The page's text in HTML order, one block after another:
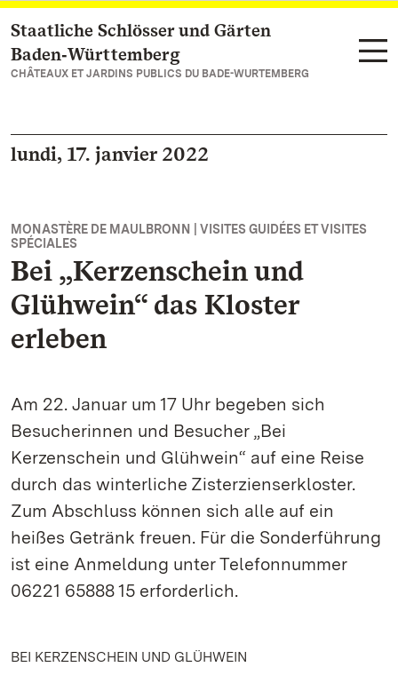
Vers la page d’accueil
Staatliche Schlösser und Gärten
Baden‑Württemberg
CHÂTEAUX ET JARDINS PUBLICS DU BADE-WURTEMBERG
lundi, 17. janvier 2022
MONASTÈRE DE MAULBRONN | VISITES GUIDÉES ET VISITES
SPÉCIALES
Bei „Kerzenschein und
Glühwein“ das Kloster
erleben
Am 22. Januar um 17 Uhr begeben sich
Besucherinnen und Besucher „Bei
Kerzenschein und Glühwein“ auf eine Reise
durch das winterliche Zisterzienserkloster.
Zum Abschluss können sich alle auf ein
heißes Getränk freuen. Für die Sonderführung
ist eine Anmeldung unter Telefonnummer
06221 65888 15 erforderlich.
BEI KERZENSCHEIN UND GLÜHWEIN